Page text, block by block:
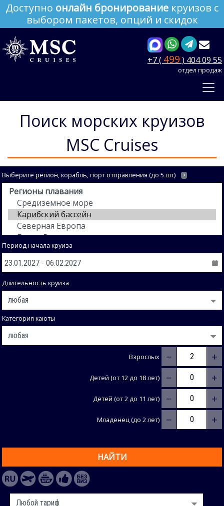
Доступно онлайн бронирование круизов с
выбором пакетов, опций и скидок
+7 ( 499 ) 404 09 55
отдел продаж
Поиск морских круизов
MSC Cruises
Выберите регион, корабль, порт отправления (до 5 шт) ?
Период начала круиза
Длительность круиза
Категория каюты
Взрослых − +
Детей (от 12 до 18 лет) − +
Детей (от 2 до 11 лет) − +
Младенец (до 2 лет) − +
НАЙТИ